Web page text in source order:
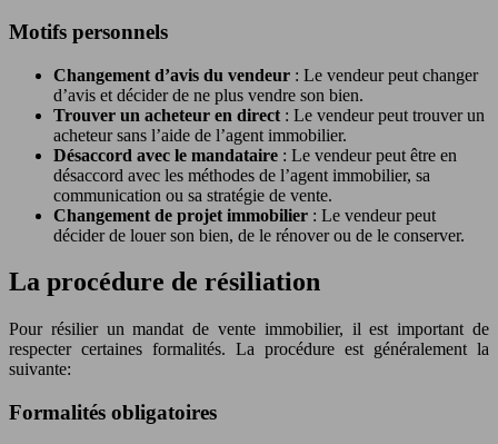
Motifs personnels
Changement d’avis du vendeur : Le vendeur peut changer
d’avis et décider de ne plus vendre son bien.
Trouver un acheteur en direct : Le vendeur peut trouver un
acheteur sans l’aide de l’agent immobilier.
Désaccord avec le mandataire : Le vendeur peut être en
désaccord avec les méthodes de l’agent immobilier, sa
communication ou sa stratégie de vente.
Changement de projet immobilier : Le vendeur peut
décider de louer son bien, de le rénover ou de le conserver.
La procédure de résiliation
Pour résilier un mandat de vente immobilier, il est important de
respecter certaines formalités. La procédure est généralement la
suivante:
Formalités obligatoires